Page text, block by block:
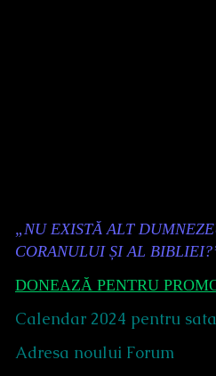
Content
Header
„NU EXISTĂ ALT
CORANULUI ȘI AL
DONEAZĂ PENTRU
Calendar 2024 pentru
Adresa noului Forum